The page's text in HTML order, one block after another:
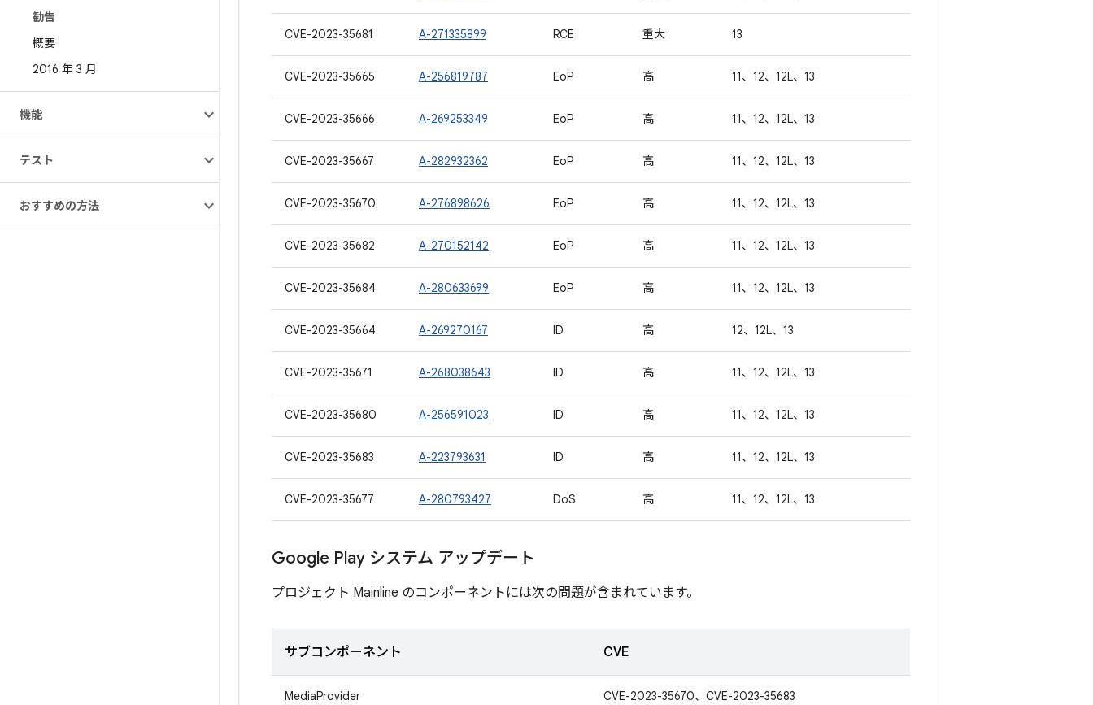
勧告
概要
2016 年 3 月
機能
テスト
おすすめの方法
CVE-2023-35681 A-271335899 RCE 重大 13
CVE-2023-35665 A-256819787 EoP 高 11、12、12L、13
CVE-2023-35666 A-269253349 EoP 高 11、12、12L、13
CVE-2023-35667 A-282932362 EoP 高 11、12、12L、13
CVE-2023-35670 A-276898626 EoP 高 11、12、12L、13
CVE-2023-35682 A-270152142 EoP 高 11、12、12L、13
CVE-2023-35684 A-280633699 EoP 高 11、12、12L、13
CVE-2023-35664 A-269270167 ID 高 12、12L、13
CVE-2023-35671 A-268038643 ID 高 11、12、12L、13
CVE-2023-35680 A-256591023 ID 高 11、12、12L、13
CVE-2023-35683 A-223793631 ID 高 11、12、12L、13
CVE-2023-35677 A-280793427 DoS 高 11、12、12L、13
Google Play システム アップデート
プロジェクト Mainline のコンポーネントには次の問題が含まれています。
サブコンポーネント CVE
MediaProvider CVE-2023-35670、CVE-2023-35683